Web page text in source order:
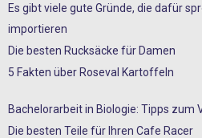
Es gibt viele gute Gründe, die dafür
importieren
Die besten Rucksäcke für Damen
5 Fakten über Roseval Kartoffeln
Bachelorarbeit in Biologie: Tipps zum
Die besten Teile für Ihren Cafe Racer